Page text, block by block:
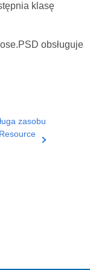
klasę
obsługuje
zasobu